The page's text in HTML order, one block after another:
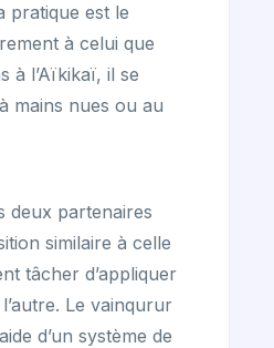
pratique est le
à celui que
à l’Aïkikaï, il se
mains nues ou au
deux partenaires
similaire à celle
tâcher d’appliquer
Le vainqurur
d’un système de